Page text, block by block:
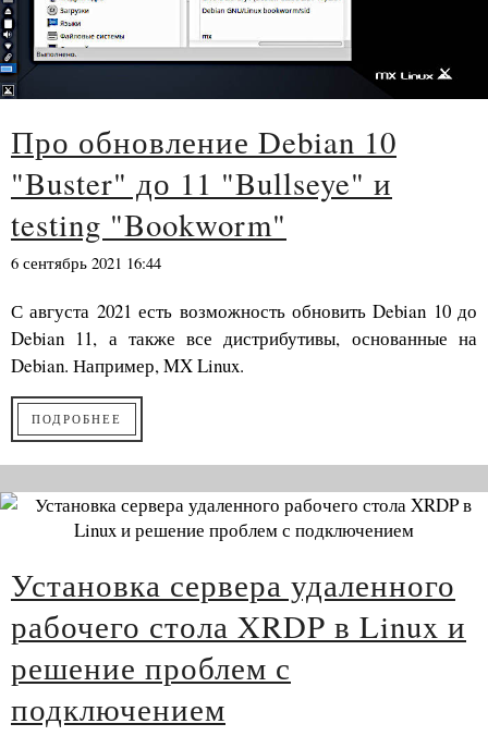
Про обновление Debian 10
"Buster" до 11 "Bullseye" и
testing "Bookworm"
6 сентябрь 2021 16:44
С августа 2021 есть возможность обновить Debian 10 до
Debian 11, а также все дистрибутивы, основанные на
Debian. Например, MX Linux.
ПОДРОБНЕЕ
Установка сервера удаленного
рабочего стола XRDP в Linux и
решение проблем с
подключением